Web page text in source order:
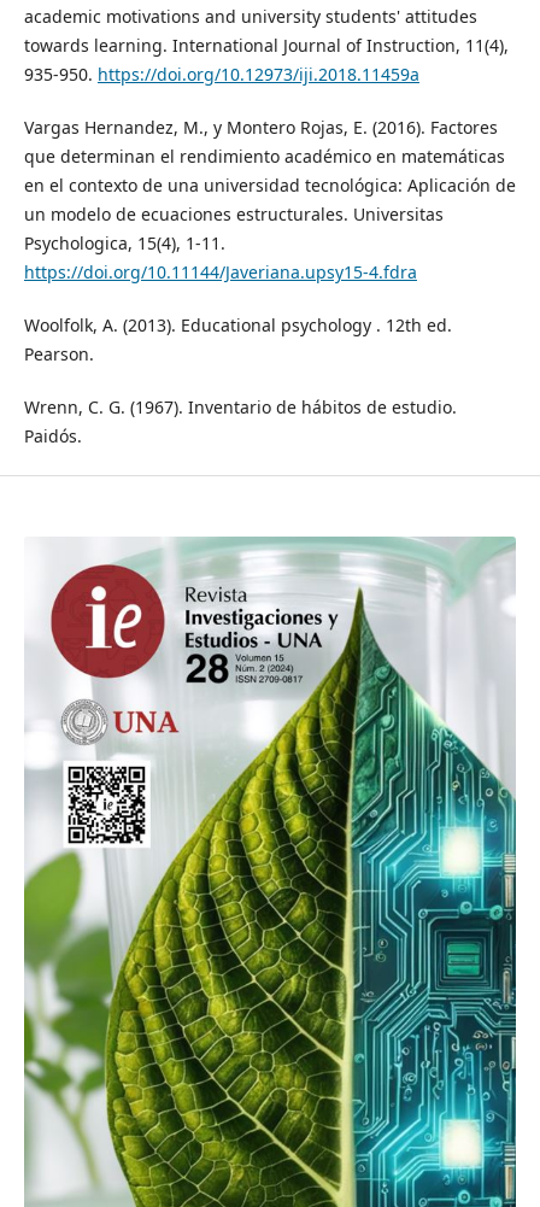
academic motivations and university students' attitudes
towards learning. International Journal of Instruction, 11(4),
935-950. https://doi.org/10.12973/iji.2018.11459a
Vargas Hernandez, M., y Montero Rojas, E. (2016). Factores
que determinan el rendimiento académico en matemáticas
en el contexto de una universidad tecnológica: Aplicación de
un modelo de ecuaciones estructurales. Universitas
Psychologica, 15(4), 1-11.
https://doi.org/10.11144/Javeriana.upsy15-4.fdra
Woolfolk, A. (2013). Educational psychology . 12th ed.
Pearson.
Wrenn, C. G. (1967). Inventario de hábitos de estudio.
Paidós.